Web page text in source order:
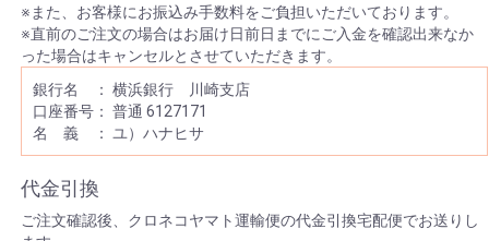
※また、お客様にお振込み手数料をご負担いただいております。
※直前のご注文の場合はお届け日前日までにご入金を確認出来なか
った場合はキャンセルとさせていただきます。
銀行名 ： 横浜銀行 川崎支店
口座番号： 普通 6127171
名 義 ： ユ）ハナヒサ
代金引換
ご注文確認後、クロネコヤマト運輸便の代金引換宅配便でお送りし